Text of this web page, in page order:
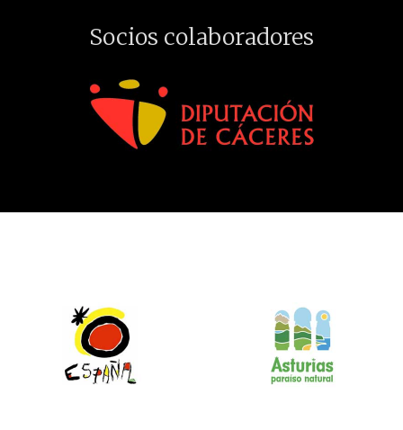
Socios colaboradores